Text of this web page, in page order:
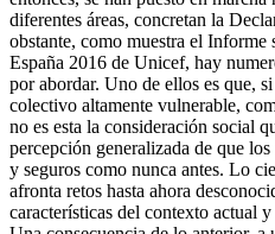
diferentes áreas, concretan la
obstante, como muestra el
España 2016 de Unicef, hay
por abordar. Uno de ellos es que,
colectivo altamente vulnerable,
no es esta la consideración social
percepción generalizada de que
y seguros como nunca antes. Lo
afronta retos hasta ahora
características del contexto actual